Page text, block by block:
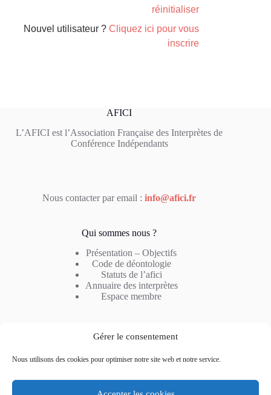
Gérer le consentement
Nous utilisons des cookies pour optimiser notre site web et notre service.
réinitialiser
Nouvel utilisateur ?Cliquez ici pour vous
inscrire
AFICI
L’AFICI est l’Association Française des Interprètes de
Conférence Indépendants
Nous contacter par email :info@afici.fr
Qui sommes nous ?
Présentation – Objectifs
Code de déontologie
Statuts de l’afici
Annuaire des interprètes
Espace membre
Notre métier
Type d’interprétation
Questions fréquentes